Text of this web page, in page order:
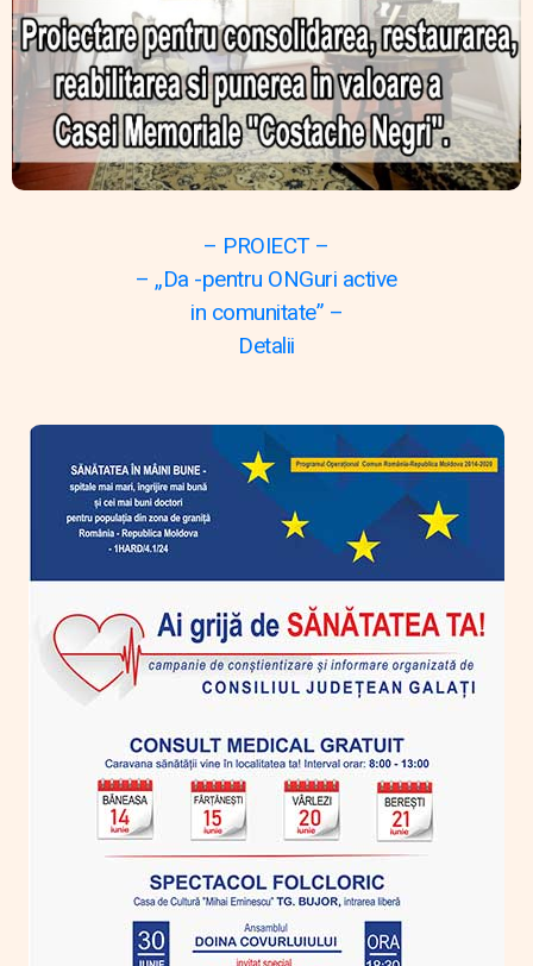
– PROIECT –
– „Da -pentru ONGuri active
in comunitate” –
Detalii